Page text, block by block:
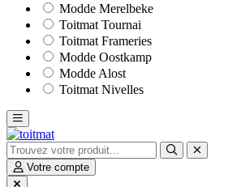
Modde Merelbeke
Toitmat Tournai
Toitmat Frameries
Modde Oostkamp
Modde Alost
Toitmat Nivelles
Votre compte